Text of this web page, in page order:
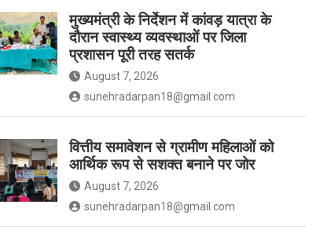
k a
m
मुख्यमंत्री के निर्देशन में कांवड़ यात्रा के
दौरान स्वास्थ्य व्यवस्थाओं पर जिला
प्रशासन पूरी तरह सतर्क
August 7, 2026
sunehradarpan18@gmail.com
वित्तीय समावेशन से ग्रामीण महिलाओं को
आर्थिक रूप से सशक्त बनाने पर जोर
August 7, 2026
sunehradarpan18@gmail.com